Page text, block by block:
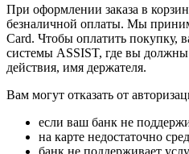
При оформлении заказа в
безналичной оплаты. Мы
Card. Чтобы оплатить покупку,
системы ASSIST, где вы
действия, имя держателя.
Вам могут отказать от
если ваш банк не
на карте недостаточно